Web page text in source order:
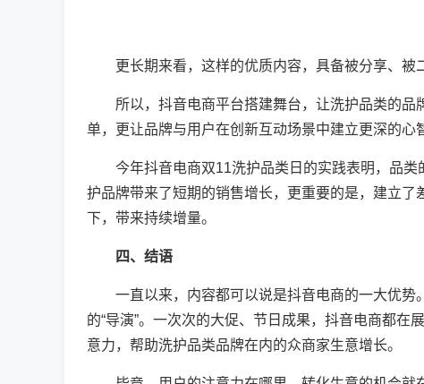
更长期来看，这样的优质内容，具备被分享、被
所以，抖音电商平台搭建舞台，让洗护品类的品
单，更让品牌与用户在创新互动场景中建立更深的心
今年抖音电商双11洗护品类日的实践表明，品类
护品牌带来了短期的销售增长，更重要的是，建立
下，带来持续增量。
四、结语
一直以来，内容都可以说是抖音电商的一大优势
的“导演”。一次次的大促、节日成果，抖音电商都
意力，帮助洗护品类品牌在内的众商家生意增长。